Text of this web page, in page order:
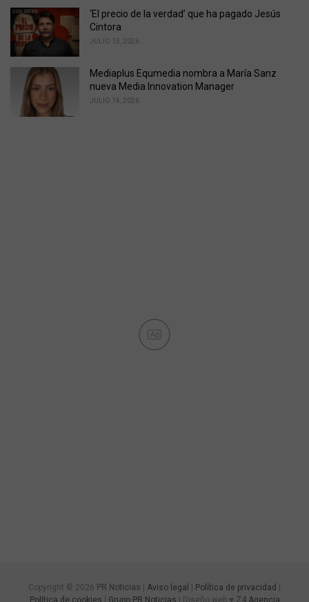
‘El precio de la verdad’ que ha pagado Jesús
Cintora
JULIO 15, 2026
Mediaplus Equmedia nombra a María Sanz
nueva Media Innovation Manager
JULIO 14, 2026
Ad
Copyright © 2026 PR Noticias Aviso legal Política de privacidad
Política de cookies
Grupo PR Noticias | Diseño web ♥ Z4 Agencia